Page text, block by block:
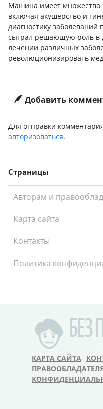
Машина имеет
включая акушерство и
диагностику
сыграл решающую роль в
лечении различных
революционизировать
Добавить
Для отправки
авторизоваться.
Страницы
Авторам и
Карта сайта
Контакты
Политика
КАРТА САЙТА